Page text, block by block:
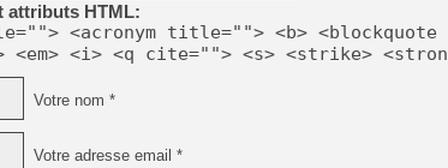
[LS] [PS5] Le WebKit
[GK] Oubliez Crazy Taxi,
[LS] [Switch] NSZ 5.0.0
attributs HTML:
<acronym title=""> <b> <blockquote
<em> <i> <q cite=""> <s> <strike>
Votre nom *
Votre adresse email *